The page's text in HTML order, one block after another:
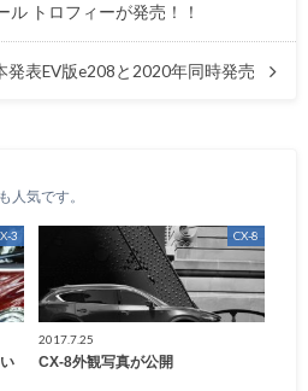
ル トロフィーが発売！！
発表EV版e208と2020年同時発売
人気です。
3 CX-8
2017.7.25
CX-8外観写真が公開